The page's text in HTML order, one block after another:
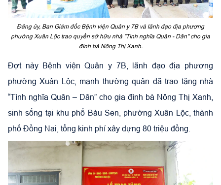
Đảng ủy, Ban Giám đốc Bệnh viện Quân y 7B và lãnh đạo địa phương
phường Xuân Lộc trao quyền sở hữu nhà "Tình nghĩa Quân - Dân" cho gia
đình bà Nông Thị Xanh.
Đợt này Bệnh viện Quân y 7B, lãnh đạo địa phương
phường Xuân Lộc, mạnh thường quân đã trao tặng nhà
“Tình nghĩa Quân – Dân” cho gia đình bà Nông Thị Xanh,
sinh sống tại khu phố Bàu Sen, phường Xuân Lộc, thành
phố Đồng Nai, tổng kinh phí xây dựng 80 triệu đồng.